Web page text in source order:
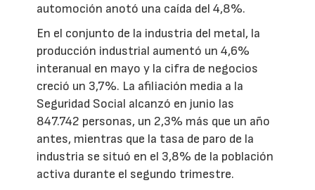
automoción anotó una caída del 4,8%.
En el conjunto de la industria del metal, la
producción industrial aumentó un 4,6%
interanual en mayo y la cifra de negocios
creció un 3,7%. La afiliación media a la
Seguridad Social alcanzó en junio las
847.742 personas, un 2,3% más que un año
antes, mientras que la tasa de paro de la
industria se situó en el 3,8% de la población
activa durante el segundo trimestre.